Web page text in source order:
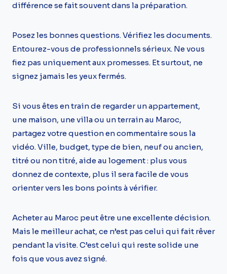
différence se fait souvent dans la préparation.
Posez les bonnes questions. Vérifiez les documents.
Entourez-vous de professionnels sérieux. Ne vous
fiez pas uniquement aux promesses. Et surtout, ne
signez jamais les yeux fermés.
Si vous êtes en train de regarder un appartement,
une maison, une villa ou un terrain au Maroc,
partagez votre question en commentaire sous la
vidéo. Ville, budget, type de bien, neuf ou ancien,
titré ou non titré, aide au logement : plus vous
donnez de contexte, plus il sera facile de vous
orienter vers les bons points à vérifier.
Acheter au Maroc peut être une excellente décision.
Mais le meilleur achat, ce n’est pas celui qui fait rêver
pendant la visite. C’est celui qui reste solide une
fois que vous avez signé.